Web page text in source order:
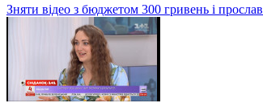
Зняти відео з бюджетом 300 гривень і